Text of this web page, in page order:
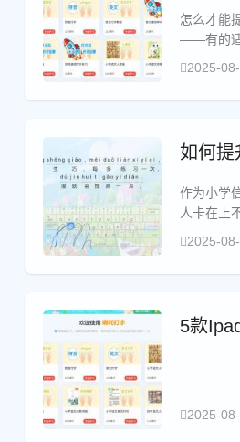
怎么才能
——有的适
2025-
如何提
作为小学
人卡在上
2025-
5款
2025-